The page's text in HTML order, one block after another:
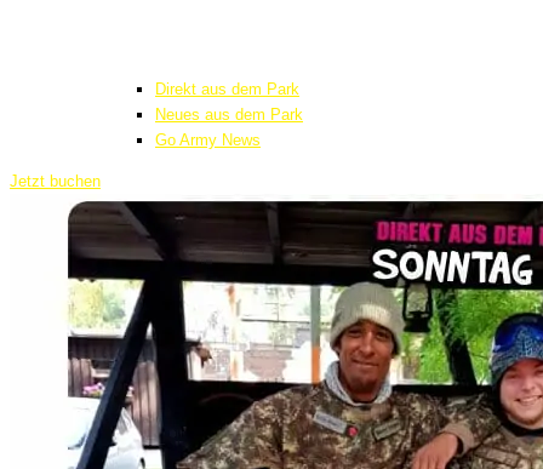
Direkt aus dem Park
Neues aus dem Park
Go Army News
Jetzt buchen